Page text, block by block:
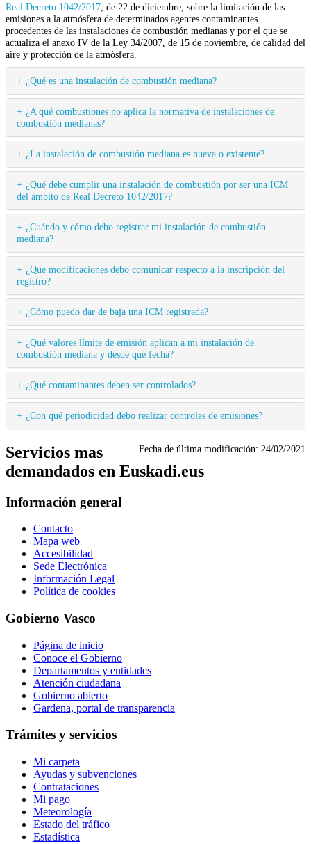
Real Decreto 1042/2017 , de 22 de diciembre, sobre la limitación de las
emisiones a la atmósfera de determinados agentes contaminantes
procedentes de las instalaciones de combustión medianas y por el que se
actualiza el anexo IV de la Ley 34/2007, de 15 de noviembre, de calidad del
aire y protección de la atmósfera.
¿Qué es una instalación de combustión mediana?
¿A qué combustiones no aplica la normativa de instalaciones de
combustión medianas?
¿La instalación de combustión mediana es nueva o existente?
¿Qué debe cumplir una instalación de combustión por ser una ICM
del ámbito de Real Decreto 1042/2017?
¿Cuándo y cómo debo registrar mi instalación de combustión
mediana?
¿Qué modificaciones debo comunicar respecto a la inscripción del
registro?
¿Cómo puedo dar de baja una ICM registrada?
¿Qué valores límite de emisión aplican a mi instalación de
combustión mediana y desde qué fecha?
¿Qué contaminantes deben ser controlados?
¿Con qué periodicidad debo realizar controles de emisiones?
Fecha de última modificación: 24/02/2021
Servicios mas
demandados en Euskadi.eus
Información general
Contacto
Mapa web
Accesibilidad
Sede Electrónica
Información Legal
Política de cookies
Gobierno Vasco
Página de inicio
Conoce el Gobierno
Departamentos y entidades
Atención ciudadana
Gobierno abierto
Gardena, portal de transparencia
Trámites y servicios
Mi carpeta
Ayudas y subvenciones
Contrataciones
Mi pago
Meteorología
Estado del tráfico
Estadística